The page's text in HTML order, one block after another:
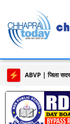
ABVP | जिला